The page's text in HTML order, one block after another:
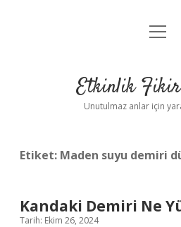
Anasayfa
Yasal
Etkinlik
Unutulmaz anlar için
Etiket: Maden suyu demiri
Kandaki Demiri Ne
Tarih: Ekim 26, 2024